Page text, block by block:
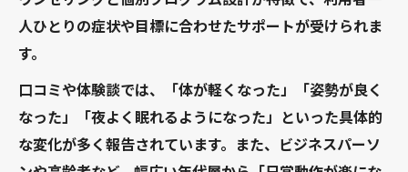
人ひとりの症状や目標に合わせたサポートが受けられま
す。
口コミや体験談では、「体が軽くなった」「姿勢が良く
なった」「夜よく眠れるようになった」といった具体的
な変化が多く報告されています。また、ビジネスパーソ